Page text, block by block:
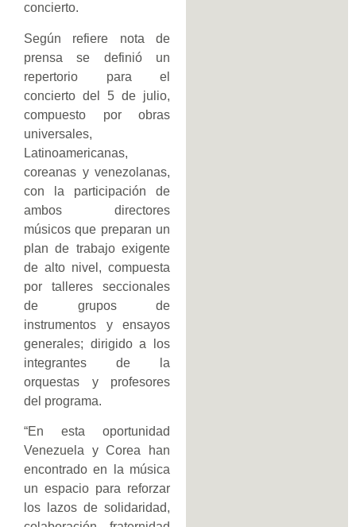
concierto.
Según refiere nota de
prensa se definió un
repertorio para el
concierto del 5 de julio,
compuesto por obras
universales,
Latinoamericanas,
coreanas y venezolanas,
con la participación de
ambos directores
músicos que preparan un
plan de trabajo exigente
de alto nivel, compuesta
por talleres seccionales
de grupos de
instrumentos y ensayos
generales; dirigido a los
integrantes de la
orquestas y profesores
del programa.
“En esta oportunidad
Venezuela y Corea han
encontrado en la música
un espacio para reforzar
los lazos de solidaridad,